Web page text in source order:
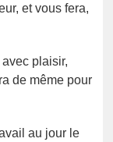
et vous fera,
plaisir,
de même pour
au jour le